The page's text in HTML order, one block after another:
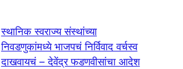
स्थानिक स्वराज्य संस्थांच्या
निवडणुकांमध्ये भाजपचं निर्विवाद वर्चस्व
दाखवायचं – देवेंद्र फडणवीसांचा आदेश